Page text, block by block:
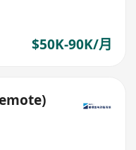
$50K-90K/月